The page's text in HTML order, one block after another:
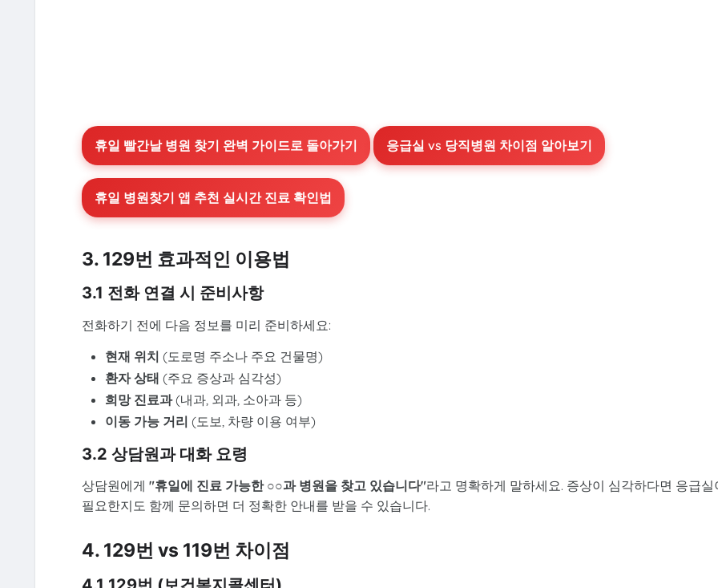
휴일 빨간날 병원 찾기 완벽 가이드로 돌아가기 응급실 vs 당직병원 차이점 알아보기
휴일 병원찾기 앱 추천 실시간 진료 확인법
3. 129번 효과적인 이용법
3.1 전화 연결 시 준비사항
전화하기 전에 다음 정보를 미리 준비하세요:
현재 위치 (도로명 주소나 주요 건물명)
환자 상태 (주요 증상과 심각성)
희망 진료과(내과, 외과, 소아과 등)
이동 가능 거리 (도보, 차량 이용 여부)
3.2 상담원과 대화 요령
상담원에게 "휴일에 진료 가능한 ○○과 병원을 찾고 있습니다"라고 명확하게 말하세요. 증상이 심각하다면 응급실
필요한지도 함께 문의하면 더 정확한 안내를 받을 수 있습니다.
4. 129번 vs 119번 차이점